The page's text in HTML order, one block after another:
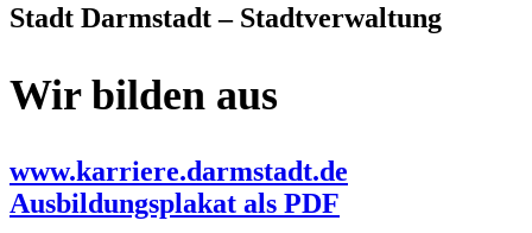
Stadt Darmstadt – Stadtverwaltung
Wir bilden aus
www.karriere.darmstadt.de
Ausbildungsplakat als PDF